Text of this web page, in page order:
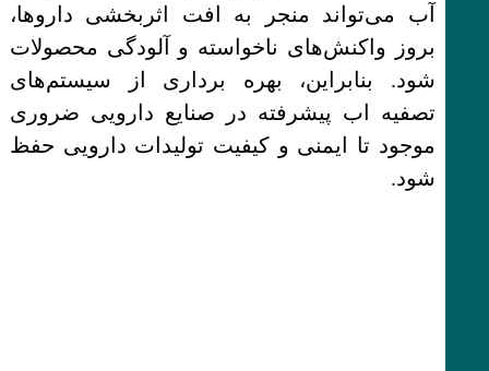
آب می‌تواند منجر به افت اثربخشی داروها،
بروز واکنش‌های ناخواسته و آلودگی محصولات
شود. بنابراین، بهره برداری از سیستم‌های
تصفیه اب پیشرفته در صنایع دارویی ضروری
موجود تا ایمنی و کیفیت تولیدات دارویی حفظ
شود.